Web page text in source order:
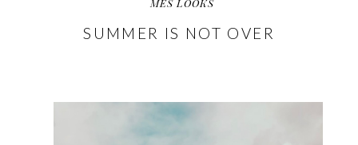
MES LOOKS
SUMMER IS NOT OVER